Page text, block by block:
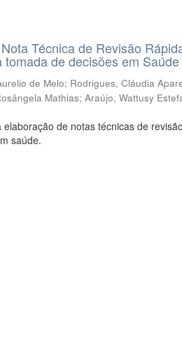
Técnica de Revisão
de decisões em
de Melo; Rodrigues, Cláudia
Mathias;Araújo, Wattusy
de notas técnicas de
saúde.